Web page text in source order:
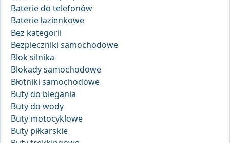
Baterie do telefonów
Baterie łazienkowe
Bez kategorii
Bezpieczniki samochodowe
Blok silnika
Blokady samochodowe
Błotniki samochodowe
Buty do biegania
Buty do wody
Buty motocyklowe
Buty piłkarskie